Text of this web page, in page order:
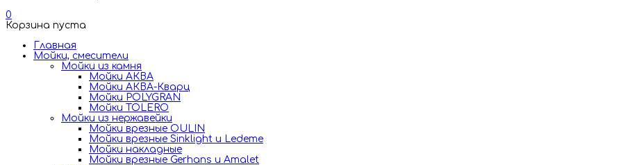
0
Корзина пуста
Главная
Мойки, смесители
Mойки из камня
Мойки АКВА
Мойки АКВА-Кварц
Мойки POLYGRAN
Мойки TOLERO
Мойки из нержавейки
Мойки врезные OULIN
Мойки врезные Sinklight и Ledeme
Мойки накладные
Мойки врезные Gerhans и Amalet